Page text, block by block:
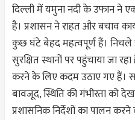
दिल्ली में यमुना नदी के उफान ने
है। प्रशासन ने राहत और बचाव
कुछ घंटे बेहद महत्वपूर्ण हैं। निचले
सुरक्षित स्थानों पर पहुंचाया जा
करने के लिए कदम उठाए गए हैं।
बावजूद, स्थिति की गंभीरता को
प्रशासनिक निर्देशों का पालन